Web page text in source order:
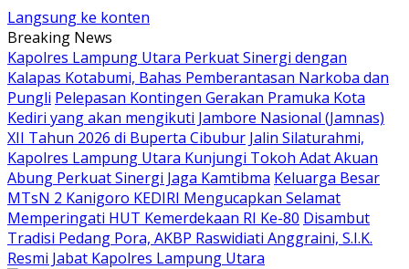
Langsung ke konten
Breaking News
Kapolres Lampung Utara Perkuat Sinergi dengan
Kalapas Kotabumi, Bahas Pemberantasan Narkoba dan
Pungli Pelepasan Kontingen Gerakan Pramuka Kota
Kediri yang akan mengikuti Jambore Nasional (Jamnas)
XII Tahun 2026 di Buperta Cibubur Jalin Silaturahmi,
Kapolres Lampung Utara Kunjungi Tokoh Adat Akuan
Abung Perkuat Sinergi Jaga Kamtibma Keluarga Besar
MTsN 2 Kanigoro KEDIRI Mengucapkan Selamat
Memperingati HUT Kemerdekaan RI Ke-80 Disambut
Tradisi Pedang Pora, AKBP Raswidiati Anggraini, S.I.K.
Resmi Jabat Kapolres Lampung Utara